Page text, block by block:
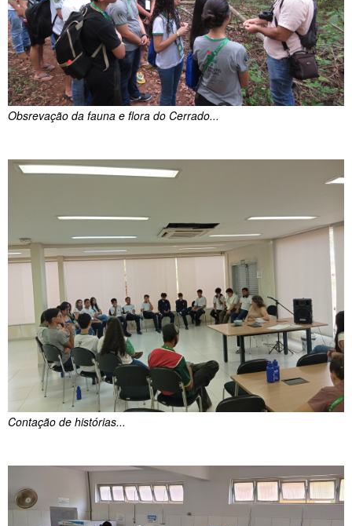
Obsrevação da fauna e flora do Cerrado...
Contação de histórias...